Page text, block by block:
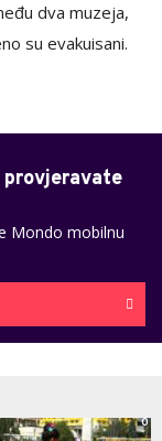
dva muzeja,
su evakuisani.
Mondo mobilnu
0